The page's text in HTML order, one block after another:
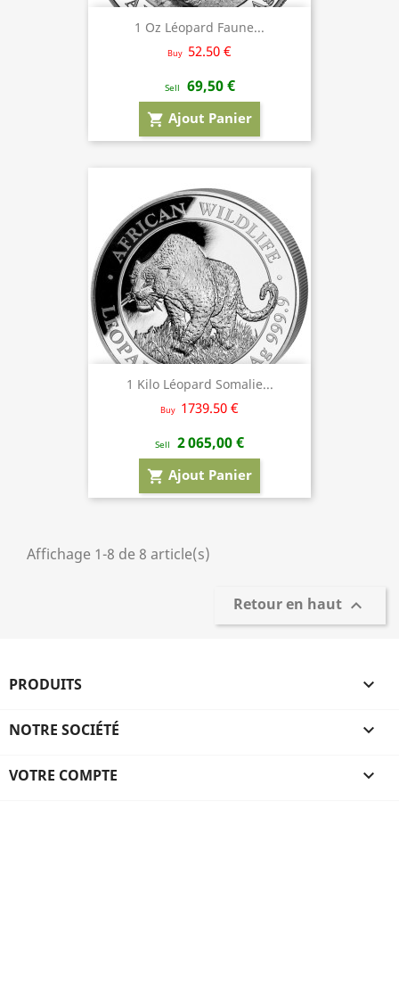
1 Oz Léopard Faune...
Buy 52.50 €
Sell 69,50 €
shopping_cart Ajout Panier
1 Kilo Léopard Somalie...
Buy 1739.50 €
Sell 2 065,00 €
shopping_cart Ajout Panier
Affichage 1-8 de 8 article(s)
Retour en haut 
PRODUITS 
NOTRE SOCIÉTÉ 
VOTRE COMPTE 